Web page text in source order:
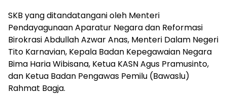
SKB yang ditandatangani oleh Menteri
Pendayagunaan Aparatur Negara dan Reformasi
Birokrasi Abdullah Azwar Anas, Menteri Dalam Negeri
Tito Karnavian, Kepala Badan Kepegawaian Negara
Bima Haria Wibisana, Ketua KASN Agus Pramusinto,
dan Ketua Badan Pengawas Pemilu (Bawaslu)
Rahmat Bagja.